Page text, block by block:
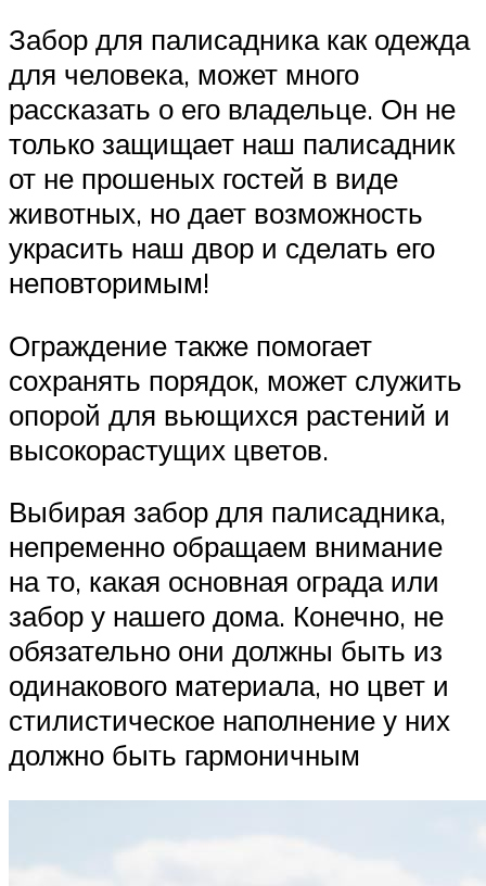
Забор для палисадника как одежда
для человека, может много
рассказать о его владельце. Он не
только защищает наш палисадник
от не прошеных гостей в виде
животных, но дает возможность
украсить наш двор и сделать его
неповторимым!
Ограждение также помогает
сохранять порядок, может служить
опорой для вьющихся растений и
высокорастущих цветов.
Выбирая забор для палисадника,
непременно обращаем внимание
на то, какая основная ограда или
забор у нашего дома. Конечно, не
обязательно они должны быть из
одинакового материала, но цвет и
стилистическое наполнение у них
должно быть гармоничным